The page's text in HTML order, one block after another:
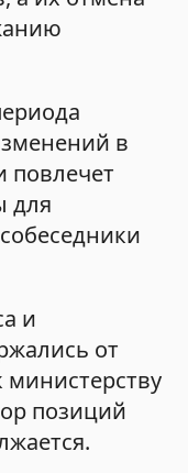
в
повлечет
для
и
от
позиций